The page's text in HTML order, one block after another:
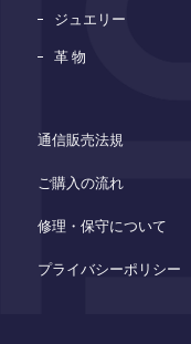
ジュエリー
革 物
通信販売法規
ご購入の流れ
修理・保守について
プライバシーポリシー